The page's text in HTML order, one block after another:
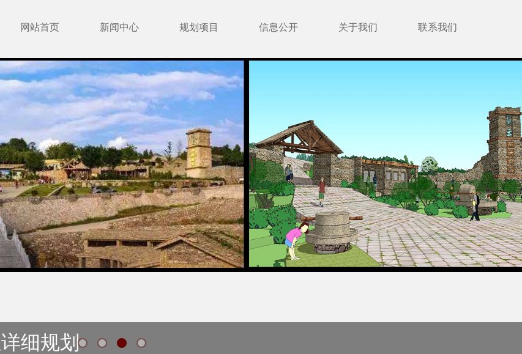
网站首页 新闻中心 规划项目 信息公开 关于我们 联系我们
细规划